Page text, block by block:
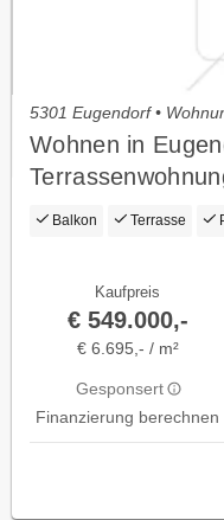
5301 Eugendorf •
Wohnen in
Salzburg!
Balkon Terrasse
Kaufpreis
€ 549.000,-
€ 6.695,- / m²
Gesponsert
Finanzierung berechnen